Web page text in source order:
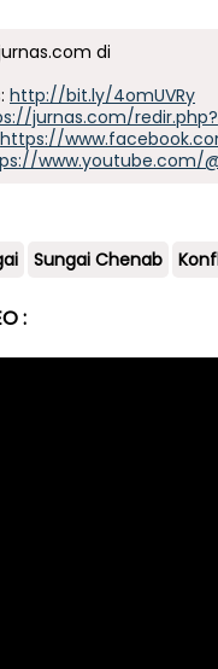
di
http://bit.ly/4omUVRy
jurnas.com/
https://
www.youtube.com/
Sungai Chenab
: